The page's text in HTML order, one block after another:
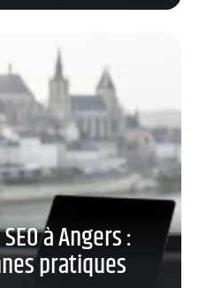
à Angers :
pratiques